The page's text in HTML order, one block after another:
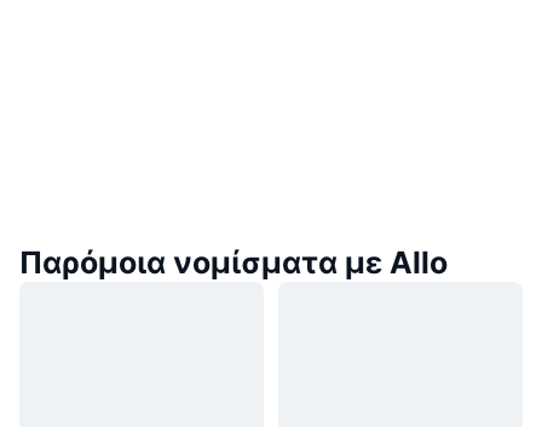
Παρόμοια νομίσματα με Allo